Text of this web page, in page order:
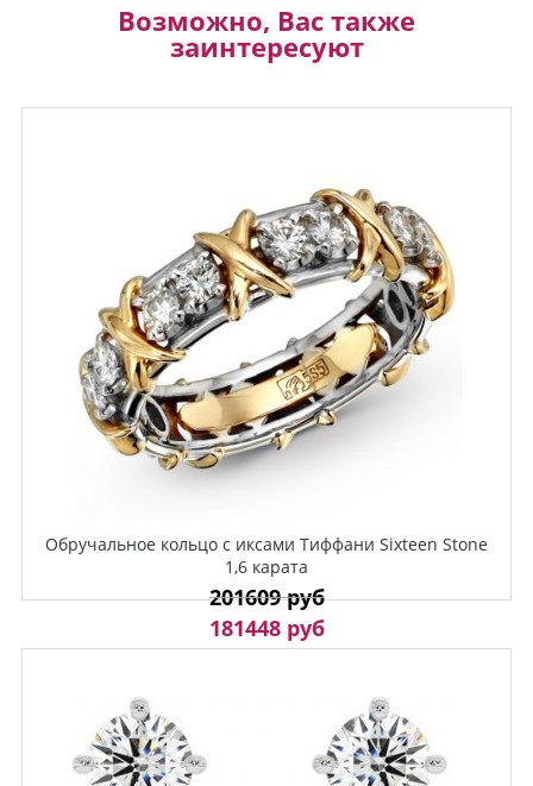
Возможно, Вас также
заинтересуют
Обручальное кольцо с иксами Тиффани Sixteen Stone
1,6 карата
201609 руб
181448 руб